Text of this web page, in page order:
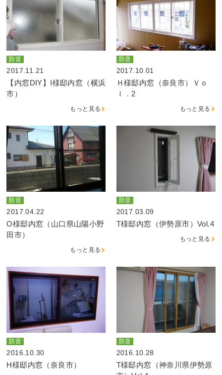
防音
2017.11.21
【内窓DIY】I様邸内窓（横浜
市）
もっと見る
防音
2017.10.01
Ｈ様邸内窓（奈良市）Ｖｏ
ｌ．2
もっと見る
防音
2017.04.22
O様邸内窓（山口県山陽小野
田市）
もっと見る
防音
2017.03.09
T様邸内窓（伊勢原市）Vol.4
もっと見る
防音
2016.10.30
H様邸内窓（奈良市）
防音
2016.10.28
T様邸内窓（神奈川県伊勢原